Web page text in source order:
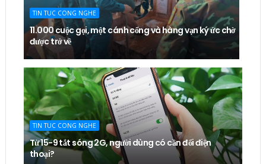
TIN TUC CONG NGHE
11.000 cuộc gọi, một cánh cổng và hàng vạn ký ức chờ
được trở về
TIN TUC CONG NGHE
Từ 15-9 tắt sóng 2G, người dùng có cần đổi điện
thoại?